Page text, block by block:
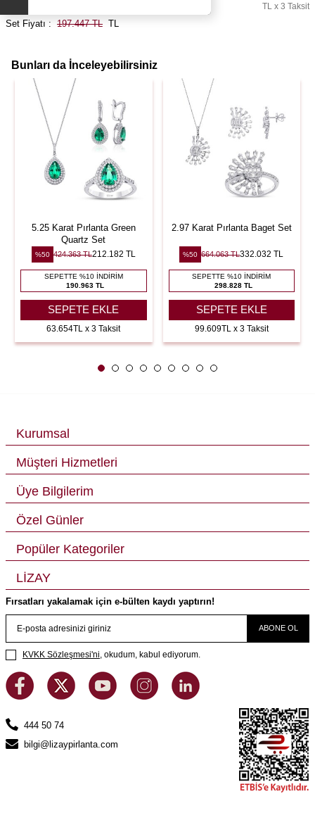
TL x 3 Taksit
Set Fiyatı : 197.447 TL TL
Bunları da İnceleyebilirsiniz
5.25 Karat Pırlanta Green
Quartz Set
%50 424.363 TL212.182 TL
SEPETTE %10 İNDIRIM
190.963 TL
SEPETE EKLE
63.654TL x 3 Taksit
2.97 Karat Pırlanta Baget Set
%50 664.063 TL332.032 TL
SEPETTE %10 İNDIRIM
298.828 TL
SEPETE EKLE
99.609TL x 3 Taksit
Kurumsal
Müşteri Hizmetleri
Üye Bilgilerim
Özel Günler
Popüler Kategoriler
LİZAY
Fırsatları yakalamak için e-bülten kaydı yaptırın!
ABONE OL
KVKK Sözleşmesi'ni , okudum, kabul ediyorum.
444 50 74
bilgi@lizaypirlanta.com